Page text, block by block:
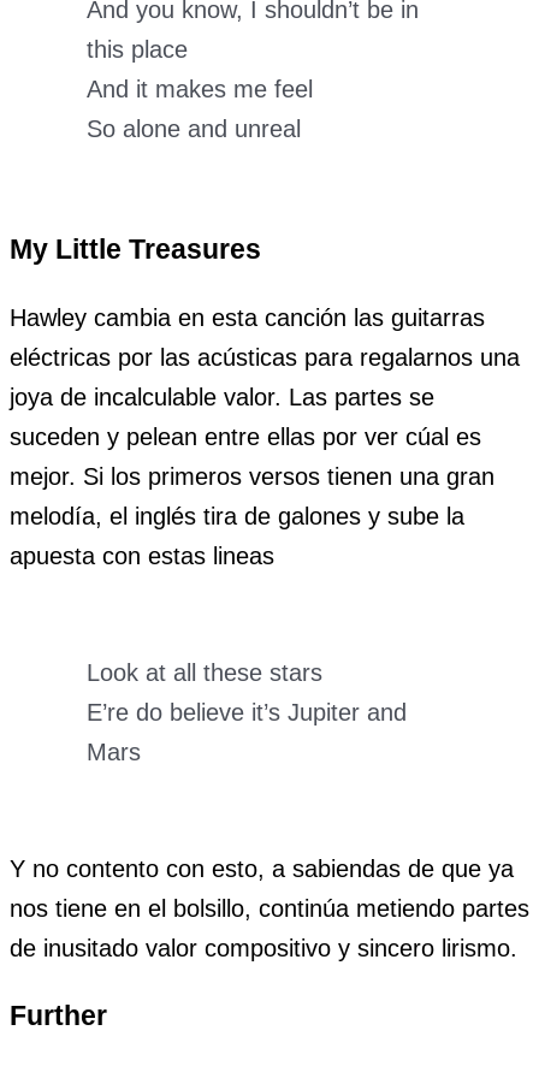
And you know, I shouldn’t be in
this place
And it makes me feel
So alone and unreal
My Little Treasures
Hawley cambia en esta canción las guitarras
eléctricas por las acústicas para regalarnos una
joya de incalculable valor. Las partes se
suceden y pelean entre ellas por ver cúal es
mejor. Si los primeros versos tienen una gran
melodía, el inglés tira de galones y sube la
apuesta con estas lineas
Look at all these stars
E’re do believe it’s Jupiter and
Mars
Y no contento con esto, a sabiendas de que ya
nos tiene en el bolsillo, continúa metiendo partes
de inusitado valor compositivo y sincero lirismo.
Further